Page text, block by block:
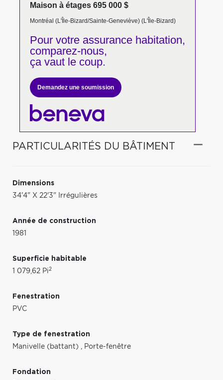
Maison à étages 695 000 $
Montréal (L'Île-Bizard/Sainte-Geneviève) (L'Île-Bizard)
Pour votreassurance habitation,
comparez-nous,
ça vaut le coup.
Demandez une soumission
PARTICULARITÉS DU BÂTIMENT
Dimensions
34'4" X 22'3" Irrégulières
Année de construction
1981
Superficie habitable
1 079,62 Pi2
Fenestration
PVC
Type de fenestration
Manivelle (battant) , Porte-fenêtre
Fondation